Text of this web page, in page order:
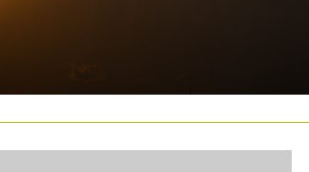
25.000 euros per a pimes que impulsin